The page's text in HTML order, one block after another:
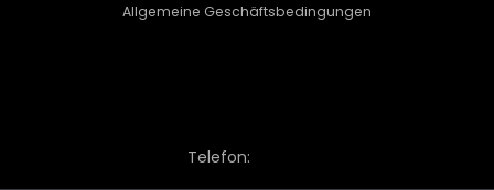
Allgemeine Geschäftsbedingungen
Telefon: